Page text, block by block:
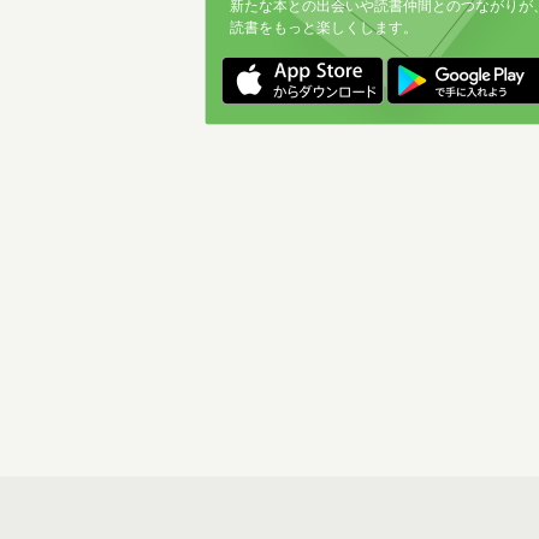
新たな本との出会いや読書仲間とのつながりが
読書をもっと楽しくします。